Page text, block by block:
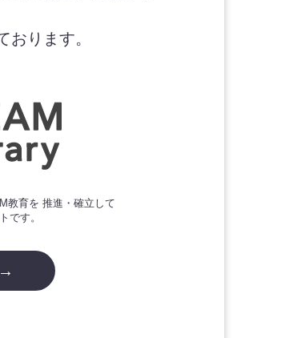
ります。
教育を 推進・確立して
です。